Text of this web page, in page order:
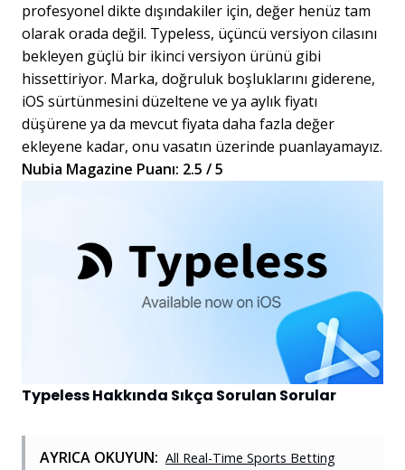
profesyonel dikte dışındakiler için, değer henüz tam
olarak orada değil. Typeless, üçüncü versiyon cilasını
bekleyen güçlü bir ikinci versiyon ürünü gibi
hissettiriyor. Marka, doğruluk boşluklarını giderene,
iOS sürtünmesini düzeltene ve ya aylık fiyatı
düşürene ya da mevcut fiyata daha fazla değer
ekleyene kadar, onu vasatın üzerinde puanlayamayız.
Nubia Magazine Puanı: 2.5 / 5
Typeless Hakkında Sıkça Sorulan Sorular
AYRICA OKUYUN: All Real-Time Sports Betting